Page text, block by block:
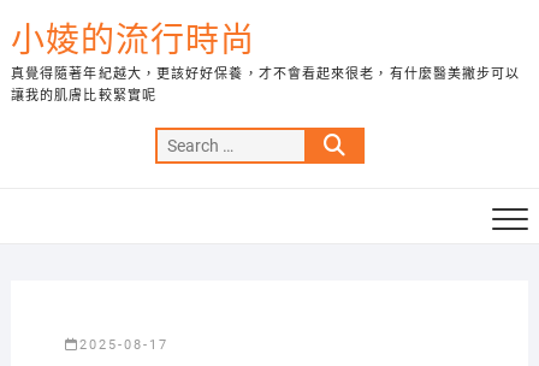
to
content
小婈的流行時尚
真覺得隨著年紀越大，更該好好保養，才不會看起來很老，有什麼醫美撇步可以
讓我的肌膚比較緊實呢
Search
…
2025-08-17